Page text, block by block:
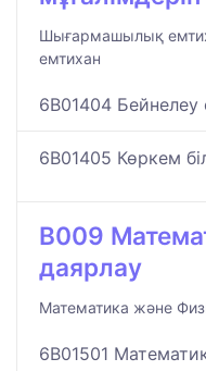
Шығармашылық
емтихан
6B01404
6B01405 Көркем
B009
даярлау
Математика және
6B01501